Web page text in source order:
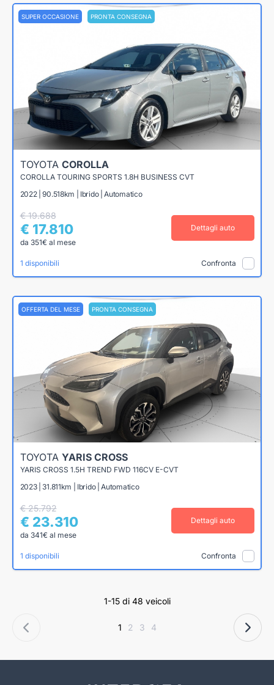
SUPER OCCASIONE PRONTA CONSEGNA
TOYOTA COROLLA
COROLLA TOURING SPORTS 1.8H BUSINESS CVT
2022 | 90.518km | Ibrido | Automatico
€ 19.688
€ 17.810
da 351€ al mese
Dettagli auto
1 disponibili Confronta
OFFERTA DEL MESE PRONTA CONSEGNA
TOYOTA YARIS CROSS
YARIS CROSS 1.5H TREND FWD 116CV E-CVT
2023 | 31.811km | Ibrido | Automatico
€ 25.792
€ 23.310
da 341€ al mese
Dettagli auto
1 disponibili Confronta
1-15 di 48 veicoli
1 2 3 4